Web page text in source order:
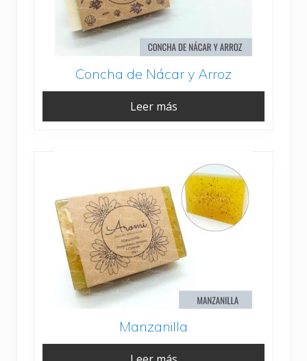
Concha de Nácar y Arroz
Leer más
Manzanilla